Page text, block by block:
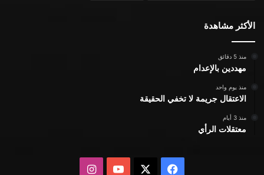
الأكثر مشاهدة
منذ 5 دقائق
مهددين بالإعدام
منذ يوم واحد
الاعتقال جريمة لا تخفي الحقيقة
منذ 3 أيام
معتقلات الرأي
فيسبوك يوتيوبانستقرام